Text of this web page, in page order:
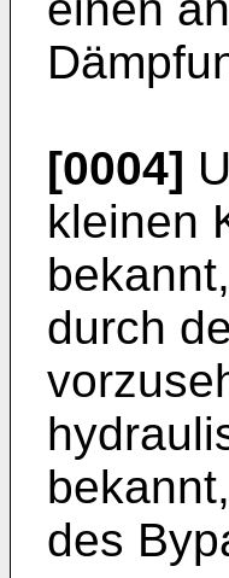
[0004]
kleinen
durch
des